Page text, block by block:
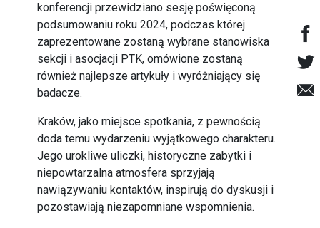
konferencji przewidziano sesję poświęconą
podsumowaniu roku 2024, podczas której
zaprezentowane zostaną wybrane stanowiska
sekcji i asocjacji PTK, omówione zostaną
również najlepsze artykuły i wyróżniający się
badacze.
Kraków, jako miejsce spotkania, z pewnością
doda temu wydarzeniu wyjątkowego charakteru.
Jego urokliwe uliczki, historyczne zabytki i
niepowtarzalna atmosfera sprzyjają
nawiązywaniu kontaktów, inspirują do dyskusji i
pozostawiają niezapomniane wspomnienia.